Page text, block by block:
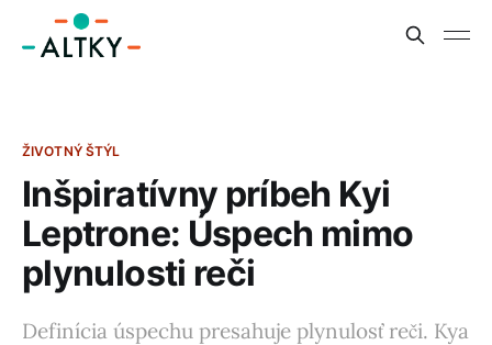
ŽIVOTNÝ ŠTÝL
Inšpiratívny príbeh Kyi
Leptrone: Úspech mimo
plynulosti reči
Definícia úspechu presahuje plynulosť reči. Kya